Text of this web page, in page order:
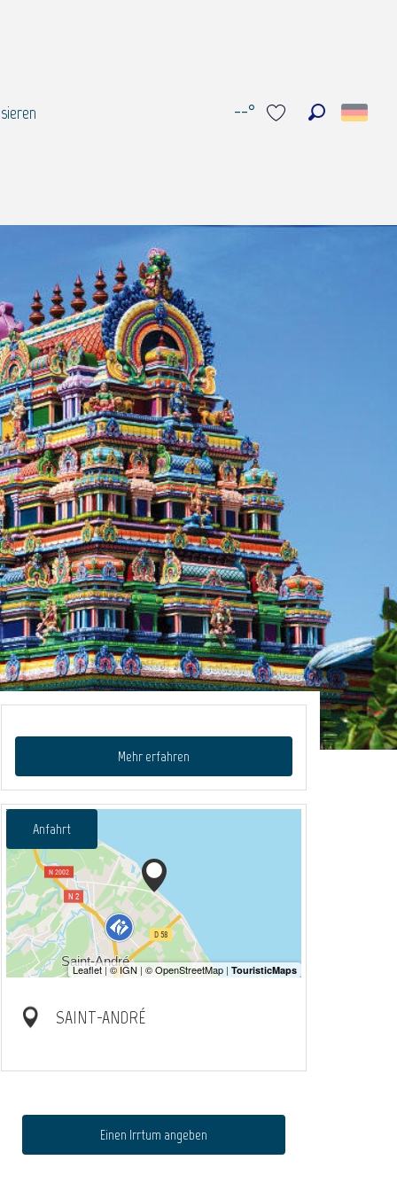
--°
Mehr erfahren
Anfahrt
SAINT-ANDRÉ
Einen Irrtum angeben